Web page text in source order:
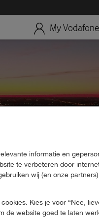
My Vodafone
een andere
meteen bekijken.
informatie en
te verbeteren door
wij (en onze
Kies je voor “Nee,
de website goed te laten